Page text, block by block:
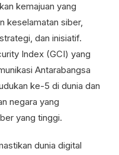
kemajuan yang
keselamatan siber,
dan inisiatif.
Index (GCI) yang
Antarabangsa
ke-5 di dunia dan
negara yang
yang tinggi.
dunia digital